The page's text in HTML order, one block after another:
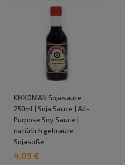
KIKKOMAN Sojasauce
250ml | Soja Sauce | All-
Purpose Soy Sauce |
natürlich gebraute
Sojasoße
4,09 €